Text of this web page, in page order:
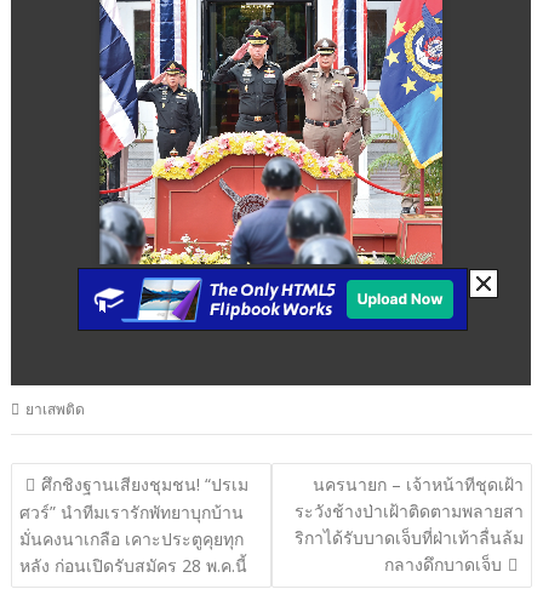
ยาเสพติด
แนะแนว
เรื่อง
ศึกชิงฐานเสียงชุมชน! “ปรเม
ศวร์” นำทีมเรารักพัทยาบุกบ้าน
มั่นคงนาเกลือ เคาะประตูคุยทุก
หลัง ก่อนเปิดรับสมัคร 28 พ.ค.นี้
นครนายก – เจ้าหน้าทีชุดเฝ้า
ระวังช้างป่าเฝ้าติดตามพลายสา
ริกาได้รับบาดเจ็บที่ฝ่าเท้าลื่นล้ม
กลางดึกบาดเจ็บ